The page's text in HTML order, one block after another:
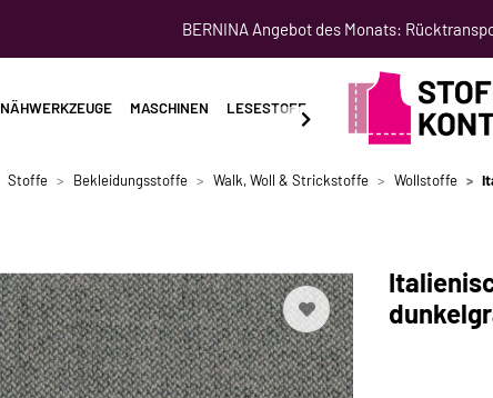
BERNINA Angebot des Monats:
NÄHWERKZEUGE MASCHINEN LESESTOFF SCHNITTMUSTER
Stoffe Bekleidungsstoffe Walk, Woll & Strickstoffe Wollstoffe